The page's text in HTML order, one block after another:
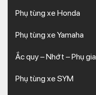
Phụ tùng xe Honda
Phụ tùng xe Yamaha
Ắc quy – Nhớt – Phụ gia
Phụ tùng xe SYM